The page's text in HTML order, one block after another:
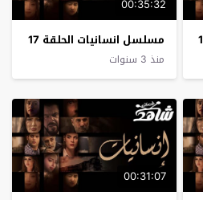
00:35:32
مسلسل انسانيات الحلقة 17
منذ 3 سنوات
00:31:07